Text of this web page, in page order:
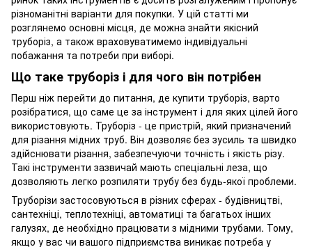
різноманітні варіанти для покупки. У цій статті ми
розглянемо основні місця, де можна знайти якісний
труборіз, а також враховуватимемо індивідуальні
побажання та потреби при виборі.
Що таке труборіз і для чого він потрібен
Перш ніж перейти до питання, де купити труборіз, варто
розібратися, що саме це за інструмент і для яких цілей його
використовують. Труборіз - це пристрій, який призначений
для різання мідних труб. Він дозволяє без зусиль та швидко
здійснювати різання, забезпечуючи точність і якість різу.
Такі інструменти зазвичай мають спеціальні леза, що
дозволяють легко розпиляти трубу без будь-якої проблеми.
Труборізи застосовуються в різних сферах - будівництві,
сантехніці, теплотехніці, автоматиці та багатьох інших
галузях, де необхідно працювати з мідними трубами. Тому,
якщо у вас чи вашого підприємства виникає потреба у